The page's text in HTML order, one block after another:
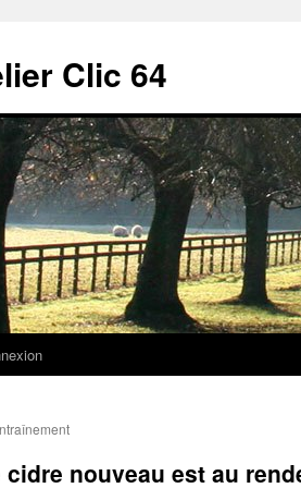
Clic 64
cidre nouveau est au